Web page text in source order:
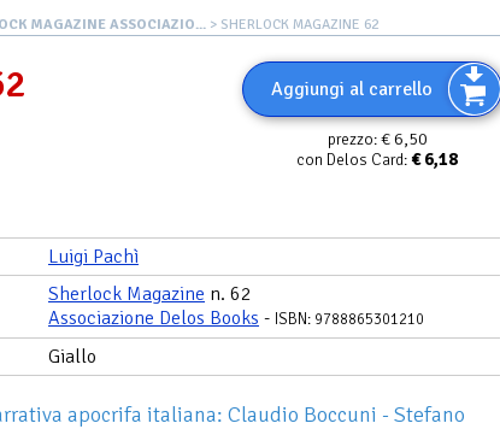
MAGAZINE ASSOCIAZIO... > SHERLOCK MAGAZINE 62
Aggiungi al carrello
prezzo:€ 6,50
con Delos Card: €6,18
Luigi Pachì
Sherlock Magazine n. 62
Associazione Delos Books - ISBN: 9788865301210
Giallo
apocrifa italiana: Claudio Boccuni - Stefano